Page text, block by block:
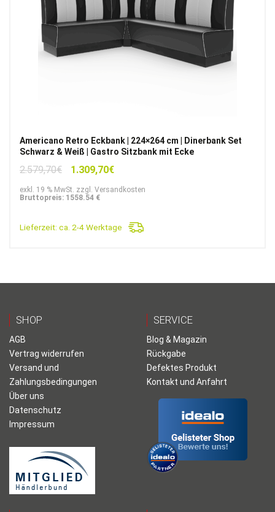
Americano Retro Eckbank | 224×264 cm | Dinerbank Set
Schwarz & Weiß | Gastro Sitzbank mit Ecke
2.579,70€
Ursprünglicher
war:
1.309,70€Aktueller
ist:
exkl. 19 % MwSt. zzgl. Versandkosten
Bruttopreis: 1558.54 €
Lieferzeit: ca. 2-4 Werktage
SHOP
AGB
Vertrag widerrufen
Versand und
Zahlungsbedingungen
Über uns
Datenschutz
Impressum
SERVICE
Blog & Magazin
Rückgabe
Defektes Produkt
Kontakt und Anfahrt